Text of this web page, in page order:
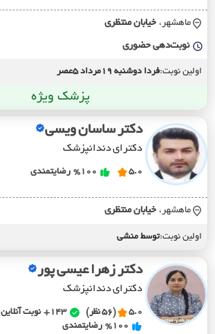
ماهشهر، خيابان منتظري
نوبت‌دهی حضوری
اولین نوبت:فردا دوشنبه 19مرداد 5عصر
پزشک ویژه
دکتر ساسان ویسی
دکترای دندانپزشک
5.0
%100 رضایتمندی
ماهشهر، خيابان منتظري
اولین نوبت:توسط منشی
دکتر زهرا عیسی پور
دکترای دندانپزشک
5.0 (56 نظر) 143+
نوبت آنلاین
%100 رضایتمندی